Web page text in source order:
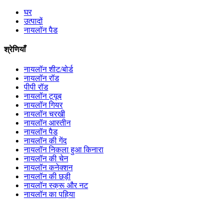
घर
उत्पादों
नायलॉन पैड
श्रेणियाँ
नायलॉन शीट/बोर्ड
नायलॉन रॉड
पीपी रॉड
नायलॉन ट्यूब
नायलॉन गियर
नायलॉन चरखी
नायलॉन आस्तीन
नायलॉन पैड
नायलॉन की गेंद
नायलॉन निकला हुआ किनारा
नायलॉन की चेन
नायलॉन कनेक्शन
नायलॉन की छड़ी
नायलॉन स्क्रू और नट
नायलॉन का पहिया